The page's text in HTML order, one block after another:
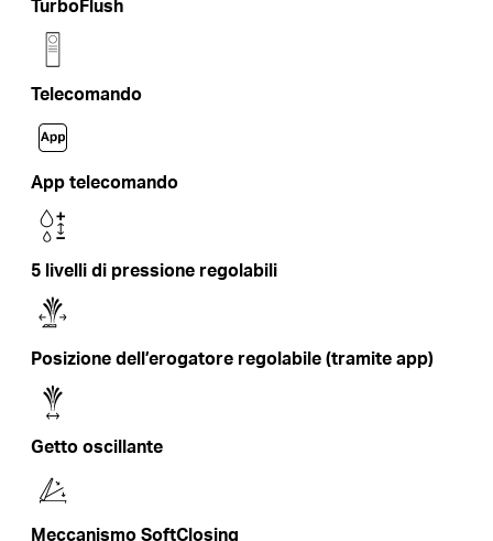
TurboFlush
Telecomando
App telecomando
5 livelli di pressione regolabili
Posizione dell’erogatore regolabile (tramite app)
Getto oscillante
Meccanismo SoftClosing